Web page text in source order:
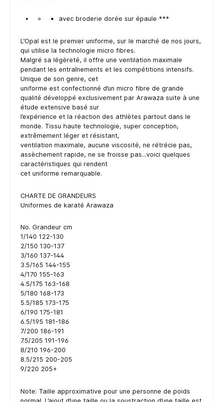
avec broderie dorée sur épaule ***
L’Opal est le premier uniforme, sur le marché de nos jours,
qui utilise la technologie micro fibres.
Malgré sa légèreté, il offre une ventilation maximale
pendant les entraînements et les compétitions intensifs.
Unique de son genre, cet
uniforme est confectionné d’un micro fibre de grande
qualité développé exclusivement par Arawaza suite à une
étude extensive basé sur
l’expérience et la réaction des athlètes partout dans le
monde. Tissu haute technologie, super conception,
extrêmement léger et résistant,
ventilation maximale, aucune viscosité, ne rétrécie pas,
assèchement rapide, ne se froisse pas...voici quelques
caractéristiques qui rendent
cet uniforme remarquable.
CHARTE DE GRANDEURS
Uniformes de karaté Arawaza
No. Grandeur cm
1/140 122-130
2/150 130-137
3/160 137-144
3.5/165 144-155
4/170 155-163
4.5/175 163-168
5/180 168-173
5.5/185 173-175
6/190 175-181
6.5/195 181-186
7/200 186-191
7.5/205 191-196
8/210 196-200
8.5/215 200-205
9/220 205+
Note: Taille approximative pour une personne de poids